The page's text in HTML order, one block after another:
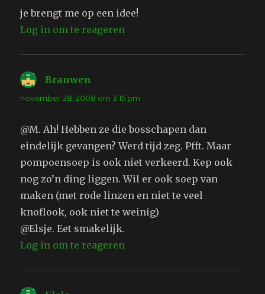
je brengt me op een idee!
Log in om te reageren
Branwen
november 28, 2008 om 3:15 pm
@M. Ah! Hebben ze die bosschapen dan
eindelijk gevangen? Werd tijd zeg. Pfft. Maar
pompoensoep is ook niet verkeerd. Kep ook
nog zo’n ding liggen. Wil er ook soep van
maken (met rode linzen en niet te veel
knoflook, ook niet te weinig)
@Elsje. Eet smakelijk.
Log in om te reageren